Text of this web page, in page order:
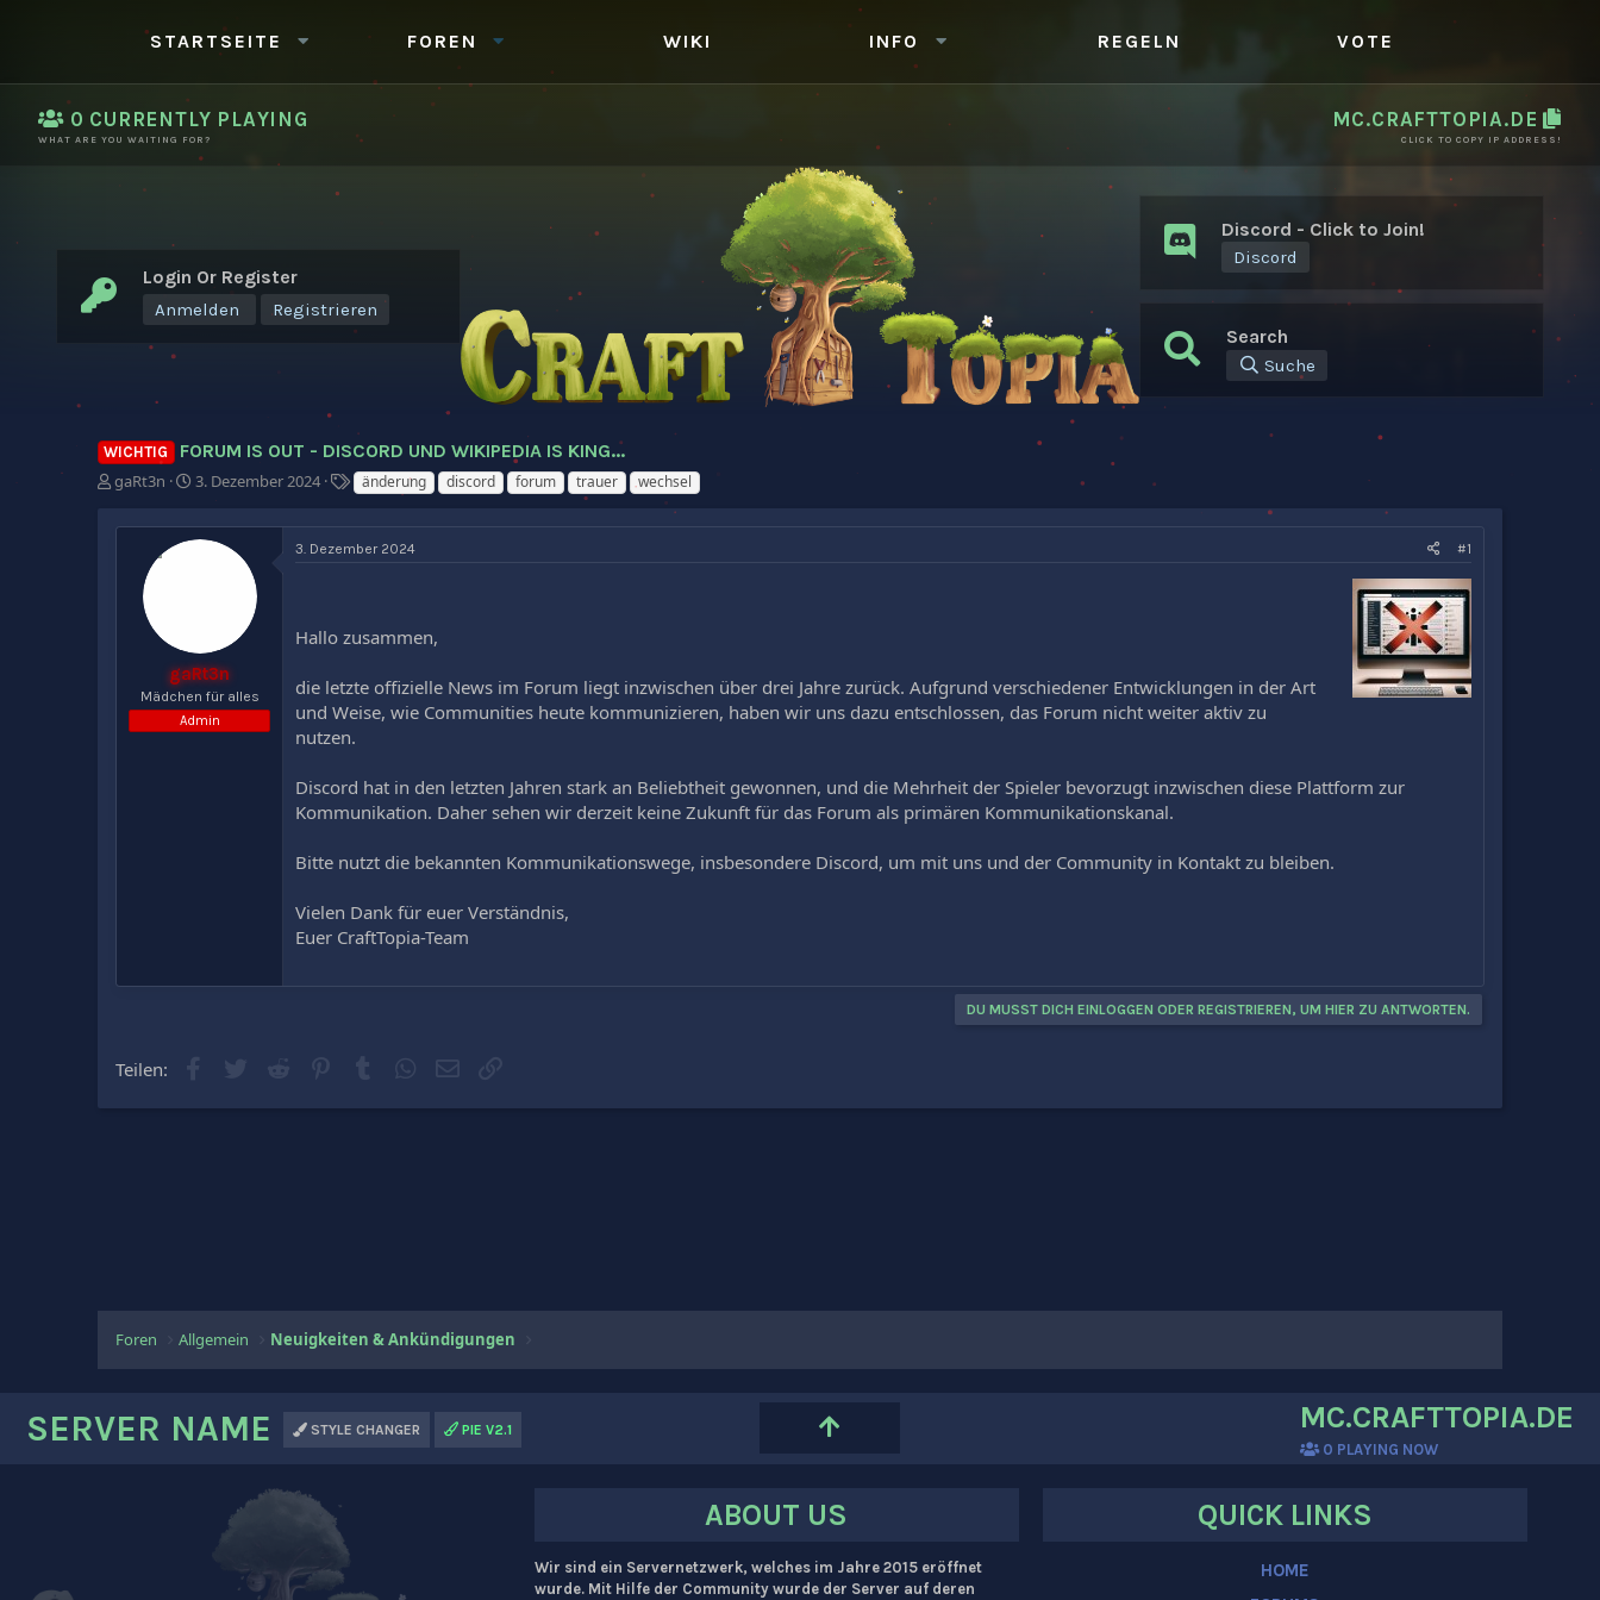
STARTSEITE FOREN WIKI INFO REGELN VOTE
0 CURRENTLY PLAYING
WHAT ARE YOU WAITING FOR?
MC.CRAFTTOPIA.DE
CLICK TO COPY IP ADDRESS!
Login Or Register
Anmelden Registrieren
Discord - Click to Join!
Discord
Search
Suche
WICHTIG FORUM IS OUT - DISCORD UND WIKIPEDIA IS KING...
E
s
gaRt3n
E
s
t
a
m
3. Dezember 2024
S
c
l
o
r
e
änderung discord forum trauer wechsel
gaRt3n
Mädchen für alles
Admin
3. Dezember 2024 #1
Hallo zusammen,
die letzte offizielle News im Forum liegt inzwischen über drei Jahre zurück. Aufgrund verschiedener Entwicklungen in der Art
und Weise, wie Communities heute kommunizieren, haben wir uns dazu entschlossen, das Forum nicht weiter aktiv zu
nutzen.
Discord hat in den letzten Jahren stark an Beliebtheit gewonnen, und die Mehrheit der Spieler bevorzugt inzwischen diese Plattform zur
Kommunikation. Daher sehen wir derzeit keine Zukunft für das Forum als primären Kommunikationskanal.
Bitte nutzt die bekannten Kommunikationswege, insbesondere Discord, um mit uns und der Community in Kontakt zu bleiben.
Vielen Dank für euer Verständnis,
Euer CraftTopia-Team
DU MUSST DICH EINLOGGEN ODER REGISTRIEREN, UM HIER ZU ANTWORTEN.
Teilen:
Foren Allgemein Neuigkeiten & Ankündigungen
SERVER NAME STYLE CHANGER PIE V2.1 MC.CRAFTTOPIA.DE
0 PLAYING NOW
ABOUT US
Wir sind ein Servernetzwerk, welches im Jahre 2015 eröffnet
wurde. Mit Hilfe der Community wurde der Server auf deren
QUICK LINKS
HOME